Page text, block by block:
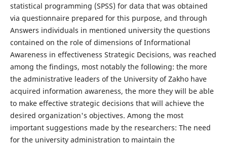
statistical programming (SPSS) for data that was obtained
via questionnaire prepared for this purpose, and through
Answers individuals in mentioned university the questions
contained on the role of dimensions of Informational
Awareness in effectiveness Strategic Decisions, was reached
among the findings, most notably the following: the more
the administrative leaders of the University of Zakho have
acquired information awareness, the more they will be able
to make effective strategic decisions that will achieve the
desired organization's objectives. Among the most
important suggestions made by the researchers: The need
for the university administration to maintain the